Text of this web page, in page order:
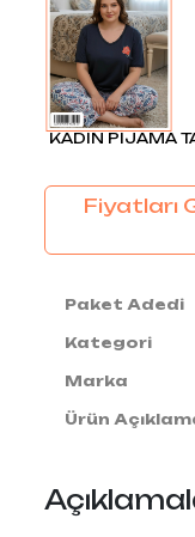
KADIN PİJAMA
Fiyatları
Paket Adedi
Kategori
Marka
Ürün